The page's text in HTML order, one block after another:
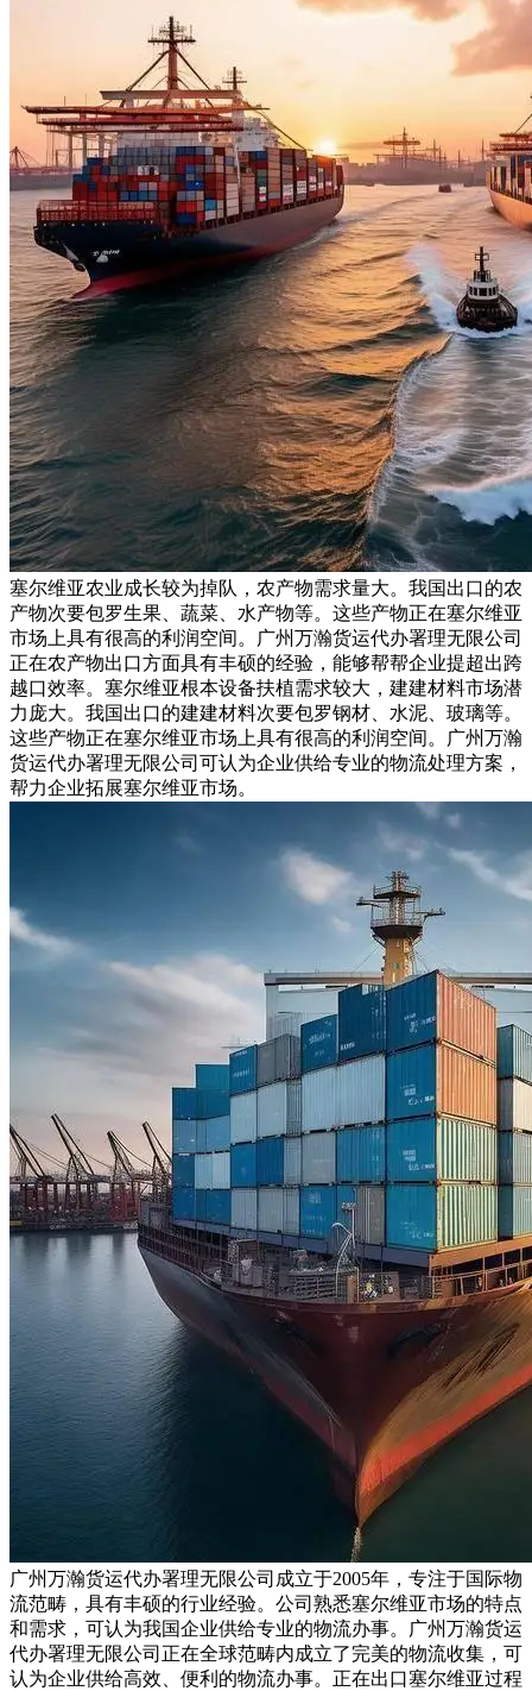
塞尔维亚农业成长较为掉队，农产物需求量大。我国出口的农
产物次要包罗生果、蔬菜、水产物等。这些产物正在塞尔维亚
市场上具有很高的利润空间。广州万瀚货运代办署理无限公司
正在农产物出口方面具有丰硕的经验，能够帮帮企业提超出跨
越口效率。塞尔维亚根本设备扶植需求较大，建建材料市场潜
力庞大。我国出口的建建材料次要包罗钢材、水泥、玻璃等。
这些产物正在塞尔维亚市场上具有很高的利润空间。广州万瀚
货运代办署理无限公司可认为企业供给专业的物流处理方案，
帮力企业拓展塞尔维亚市场。
广州万瀚货运代办署理无限公司成立于2005年，专注于国际物
流范畴，具有丰硕的行业经验。公司熟悉塞尔维亚市场的特点
和需求，可认为我国企业供给专业的物流办事。广州万瀚货运
代办署理无限公司正在全球范畴内成立了完美的物流收集，可
认为企业供给高效、便利的物流办事。正在出口塞尔维亚过程